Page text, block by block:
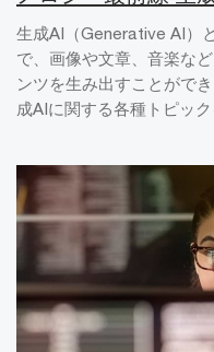
生成AI（Generative AI）
で、画像や文章、音楽な
ンツを生み出すことがで
成AIに関する各種トピッ